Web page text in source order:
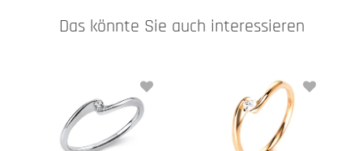
Das könnte Sie auch interessieren